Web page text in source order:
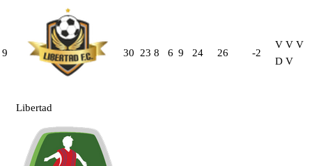
9
Libertad
30 23 8 6 9 24 26 -2
V V V
D V